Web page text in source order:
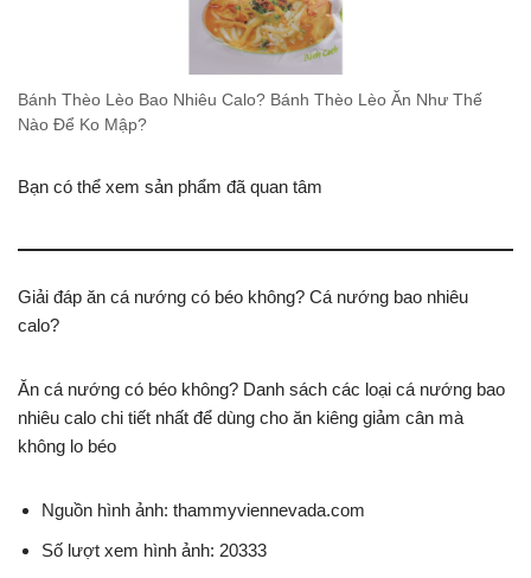
Bánh Thèo Lèo Bao Nhiêu Calo? Bánh Thèo Lèo Ăn Như Thế
Nào Để Ko Mập?
Bạn có thể xem sản phẩm đã quan tâm
Giải đáp ăn cá nướng có béo không? Cá nướng bao nhiêu
calo?
Ăn cá nướng có béo không? Danh sách các loại cá nướng bao
nhiêu calo chi tiết nhất để dùng cho ăn kiêng giảm cân mà
không lo béo
Nguồn hình ảnh: thammyviennevada.com
Số lượt xem hình ảnh: 20333